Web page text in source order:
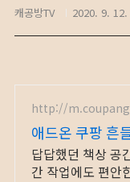
캐공방TV 2020. 9.
http://
애드온 쿠팡 흔
답답했던 책상 공
간 작업에도 편안